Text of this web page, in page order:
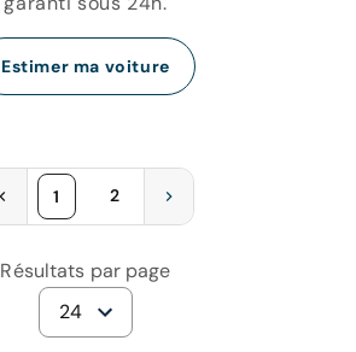
Estimer ma voiture
1 2
Résultats par page
24